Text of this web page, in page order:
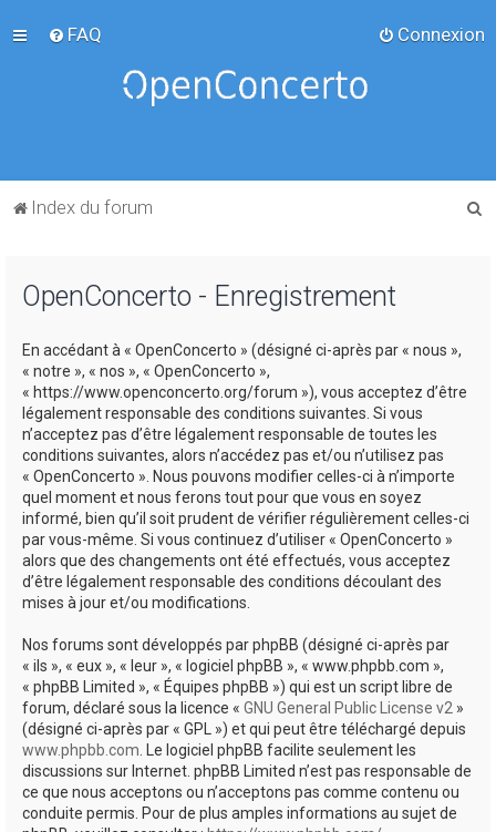
FAQ Connexion
Index du forum
OpenConcerto - Enregistrement
En accédant à « OpenConcerto » (désigné ci-après par « nous »,
« notre », « nos », « OpenConcerto »,
« https://www.openconcerto.org/forum »), vous acceptez d’être
légalement responsable des conditions suivantes. Si vous
n’acceptez pas d’être légalement responsable de toutes les
conditions suivantes, alors n’accédez pas et/ou n’utilisez pas
« OpenConcerto ». Nous pouvons modifier celles-ci à n’importe
quel moment et nous ferons tout pour que vous en soyez
informé, bien qu’il soit prudent de vérifier régulièrement celles-ci
par vous-même. Si vous continuez d’utiliser « OpenConcerto »
alors que des changements ont été effectués, vous acceptez
d’être légalement responsable des conditions découlant des
mises à jour et/ou modifications.
Nos forums sont développés par phpBB (désigné ci-après par
« ils », « eux », « leur », « logiciel phpBB », « www.phpbb.com »,
« phpBB Limited », « Équipes phpBB ») qui est un script libre de
forum, déclaré sous la licence « GNU General Public License v2 »
(désigné ci-après par « GPL ») et qui peut être téléchargé depuis
www.phpbb.com. Le logiciel phpBB facilite seulement les
discussions sur Internet. phpBB Limited n’est pas responsable de
ce que nous acceptons ou n’acceptons pas comme contenu ou
conduite permis. Pour de plus amples informations au sujet de